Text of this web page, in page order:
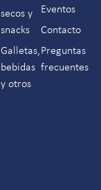
secos y
snacks
Galletas,
bebidas
y otros
Eventos
Contacto
Preguntas
frecuentes